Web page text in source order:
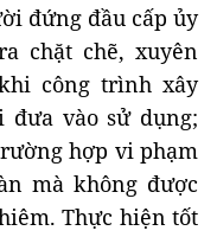
đứng đầu cấp ủy
chặt chẽ, xuyên
công trình xây
đưa vào sử dụng;
hợp vi phạm
mà không được
Thực hiện tốt